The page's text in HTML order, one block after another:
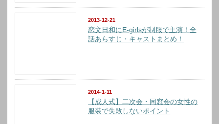
2013-12-21
恋文日和にE-girlsが制服で主演！全
話あらすじ・キャストまとめ！
2014-1-11
【成人式】二次会・同窓会の女性の
服装で失敗しないポイント